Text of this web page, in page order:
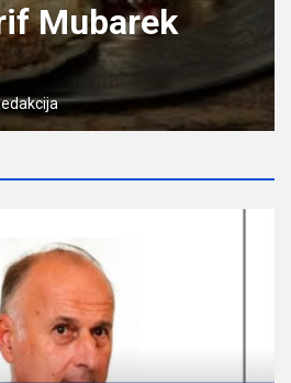
Mubarek